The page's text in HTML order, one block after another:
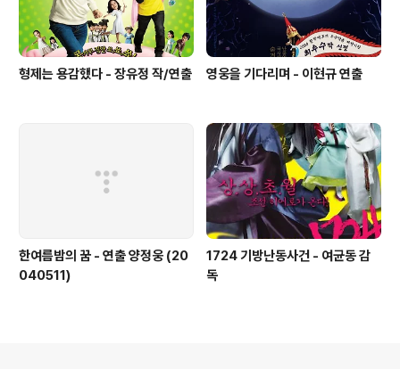
형제는 용감했다 - 장유정 작/연출 영웅을 기다리며 - 이현규 연출
한여름밤의 꿈 - 연출 양정웅 (20
040511)
1724 기방난동사건 - 여균동 감
독